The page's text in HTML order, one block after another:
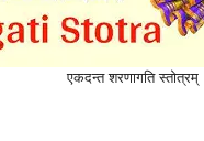
एकदन्त शरणागति स्तोत्रम् ||